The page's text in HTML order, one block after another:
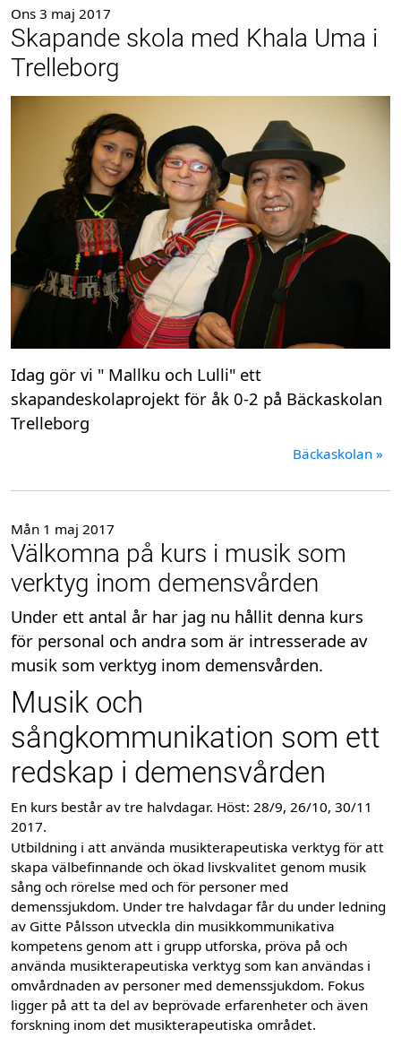
Ons 3 maj 2017
Skapande skola med Khala Uma i
Trelleborg
Idag gör vi " Mallku och Lulli" ett
skapandeskolaprojekt för åk 0-2 på Bäckaskolan
Trelleborg
Bäckaskolan »
Mån 1 maj 2017
Välkomna på kurs i musik som
verktyg inom demensvården
Under ett antal år har jag nu hållit denna kurs
för personal och andra som är intresserade av
musik som verktyg inom demensvården.
Musik och
sångkommunikation som ett
redskap i demensvården
En kurs består av tre halvdagar. Höst: 28/9, 26/10, 30/11
2017.
Utbildning i att använda musikterapeutiska verktyg för att
skapa välbefinnande och ökad livskvalitet genom musik
sång och rörelse med och för personer med
demenssjukdom. Under tre halvdagar får du under ledning
av Gitte Pålsson utveckla din musikkommunikativa
kompetens genom att i grupp utforska, pröva på och
använda musikterapeutiska verktyg som kan användas i
omvårdnaden av personer med demenssjukdom. Fokus
ligger på att ta del av beprövade erfarenheter och även
forskning inom det musikterapeutiska området.